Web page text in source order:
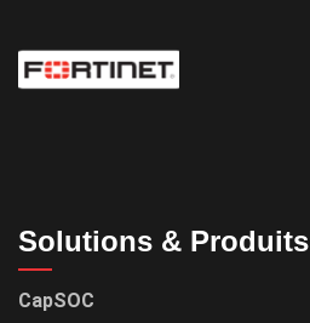
Solutions & Produits
CapSOC